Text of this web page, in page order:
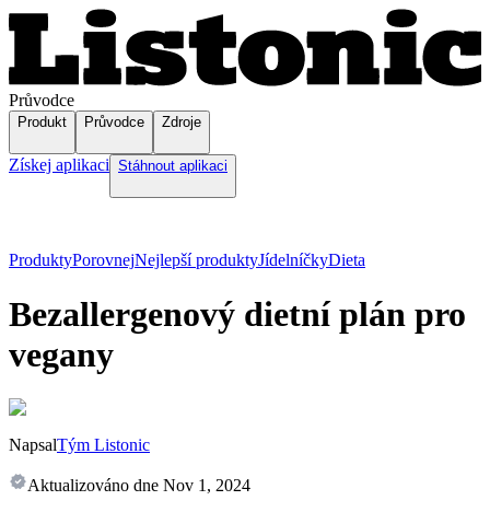
Průvodce
Produkt Průvodce Zdroje
Získej aplikaci Stáhnout aplikaci
ProduktyPorovnejNejlepší produktyJídelníčkyDieta
Bezallergenový dietní plán pro
vegany
NapsalTým Listonic
Aktualizováno dne Nov 1, 2024